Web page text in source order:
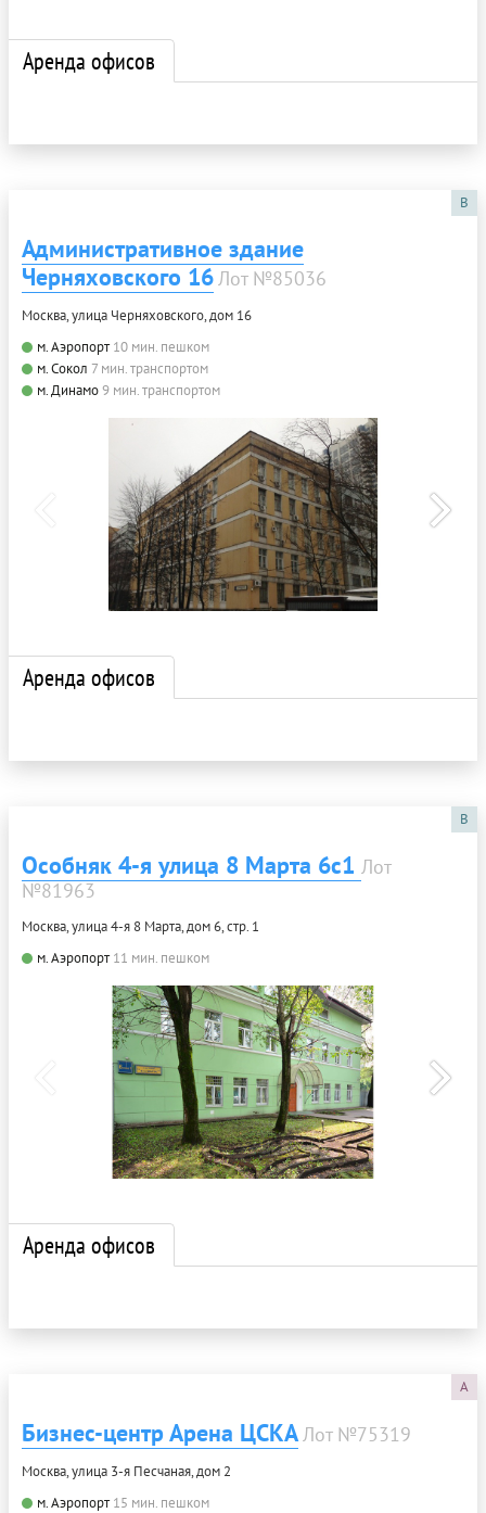
Аренда офисов
B
Административное здание
Черняховского 16Лот №85036
Москва, улица Черняховского, дом 16
м. Аэропорт 10 мин. пешком
м. Сокол 7 мин. транспортом
м. Динамо9 мин. транспортом
Аренда офисов
B
Особняк 4-я улица 8 Марта 6с1 Лот
№81963
Москва, улица 4-я 8 Марта, дом 6, стр. 1
м. Аэропорт 11 мин. пешком
Аренда офисов
A
Бизнес-центр Арена ЦСКАЛот №75319
Москва, улица 3-я Песчаная, дом 2
м. Аэропорт 15 мин. пешком